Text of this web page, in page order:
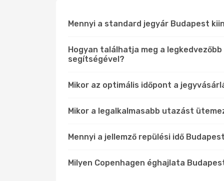
Mennyi a standard jegyár Budapest
Hogyan találhatja meg a
segítségével?
Mikor az optimális időpont a
Mikor a legalkalmasabb utazást
Mennyi a jellemző repülési idő
Milyen Copenhagen éghajlata